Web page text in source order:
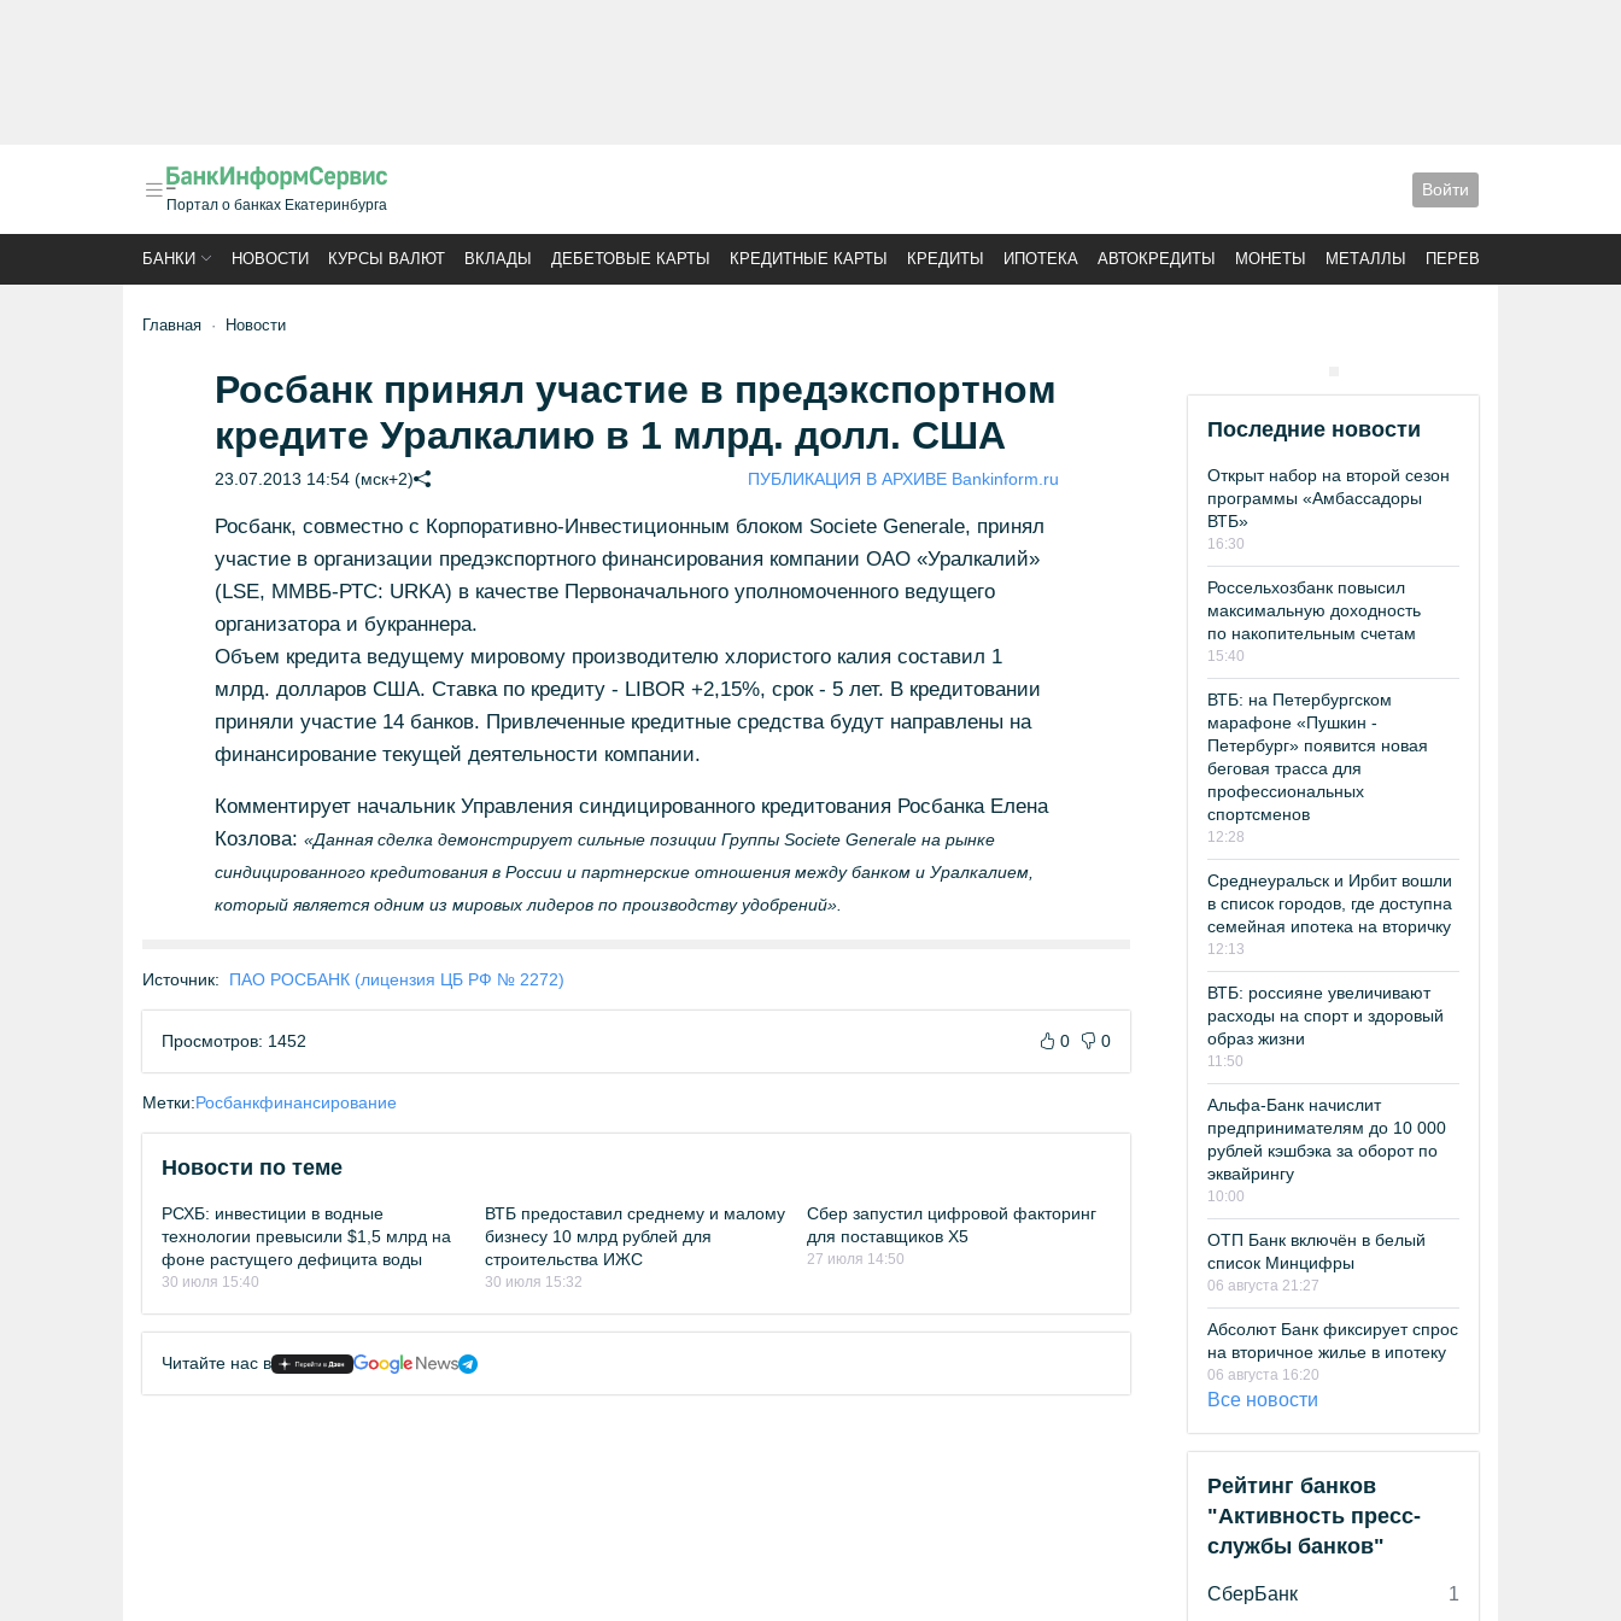
Портал о банках Екатеринбурга
Войти
БАНКИ НОВОСТИ КУРСЫ ВАЛЮТ ВКЛАДЫ ДЕБЕТОВЫЕ КАРТЫ КРЕДИТНЫЕ КАРТЫ КРЕДИТЫ ИПОТЕКА АВТОКРЕДИТЫ МОНЕТЫ МЕТАЛЛЫ ПЕРЕВОДЫ
Главная Новости
Росбанк принял участие в предэкспортном
кредите Уралкалию в 1 млрд. долл. США
23.07.2013 14:54 (мск+2) ПУБЛИКАЦИЯ В АРХИВЕ Bankinform.ru
Росбанк, совместно с Корпоративно-Инвестиционным блоком Societe Generale, принял
участие в организации предэкспортного финансирования компании ОАО «Уралкалий»
(LSE, ММВБ-РТС: URKA) в качестве Первоначального уполномоченного ведущего
организатора и букраннера.
Объем кредита ведущему мировому производителю хлористого калия составил 1
млрд. долларов США. Ставка по кредиту - LIBOR +2,15%, срок - 5 лет. В кредитовании
приняли участие 14 банков. Привлеченные кредитные средства будут направлены на
финансирование текущей деятельности компании.
Комментирует начальник Управления синдицированного кредитования Росбанка Елена
Козлова: «Данная сделка демонстрирует сильные позиции Группы Societe Generale на рынке
синдицированного кредитования в России и партнерские отношения между банком и Уралкалием,
который является одним из мировых лидеров по производству удобрений».
Источник: ПАО РОСБАНК (лицензия ЦБ РФ № 2272)
Просмотров: 1452 0 0
Метки:Росбанкфинансирование
Новости по теме
РСХБ: инвестиции в водные
технологии превысили $1,5 млрд на
фоне растущего дефицита воды
30 июля 15:40
ВТБ предоставил среднему и малому
бизнесу 10 млрд рублей для
строительства ИЖС
30 июля 15:32
Сбер запустил цифровой факторинг
для поставщиков Х5
27 июля 14:50
Читайте нас в
Последние новости
Открыт набор на второй сезон
программы «Амбассадоры
ВТБ»
16:30
Россельхозбанк повысил
максимальную доходность
по накопительным счетам
15:40
ВТБ: на Петербургском
марафоне «Пушкин -
Петербург» появится новая
беговая трасса для
профессиональных
спортсменов
12:28
Среднеуральск и Ирбит вошли
в список городов, где доступна
семейная ипотека на вторичку
12:13
ВТБ: россияне увеличивают
расходы на спорт и здоровый
образ жизни
11:50
Альфа-Банк начислит
предпринимателям до 10 000
рублей кэшбэка за оборот по
эквайрингу
10:00
ОТП Банк включён в белый
список Минцифры
06 августа 21:27
Абсолют Банк фиксирует спрос
на вторичное жилье в ипотеку
06 августа 16:20
Все новости
Рейтинг банков
"Активность пресс-
службы банков"
СберБанк
1